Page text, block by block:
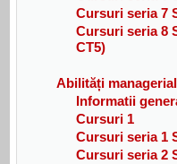
Cursuri seria 7
Cursuri seria 8
CT5)
Abilități
Informatii
Cursuri 1
Cursuri seria 1
Cursuri seria 2